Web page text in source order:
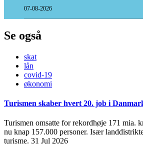
07-08-2026
Se også
skat
lån
covid-19
økonomi
Turismen skaber hvert 20. job i
Turismen omsatte for rekordhøje 171 mia.
nu knap 157.000 personer. Især
turisme. 31 Jul 2026